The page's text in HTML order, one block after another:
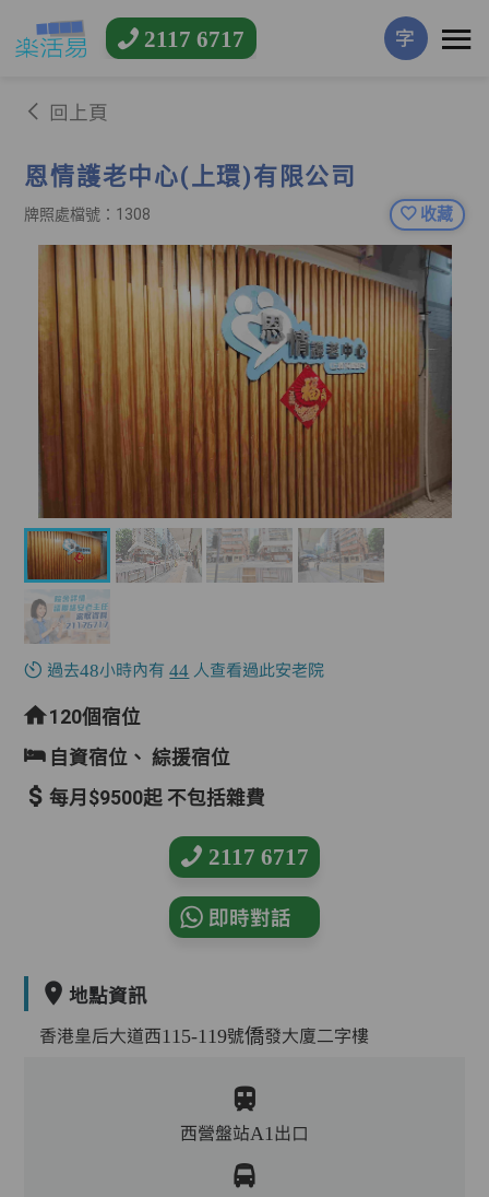
2117 6717 字
回上頁
恩情護老中心(上環)有限公司
牌照處檔號：1308 收藏
過去48小時內有44 人查看過此安老院
120個宿位
自資宿位、綜援宿位
每月$9500起 不包括雜費
2117 6717
即時對話
地點資訊
香港皇后大道西115-119號僑發大廈二字樓
西營盤站A1出口